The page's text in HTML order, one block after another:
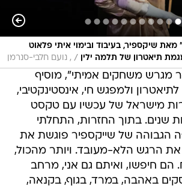
שיקספיר, בעיבוד ובימוי איתי פלאוט
תיאטרון של תלמה ילין
/ , נועם חלבי-סנרמן
מגרש משחקים אמיתי", מוסיף
ולמפגש חי, אינסטינקטיבי,
מישראל של עכשיו עם טקסט
שנים. בתוך החזרות, התחלתי
הגבוהה של שייקספיר פוגשת את
הרגש הלא-מעובד. ויותר מהכול,
הם חיפשו, ואיתם גם אני, מרחב
באהבה, במרד, בגוף, בקנאה,